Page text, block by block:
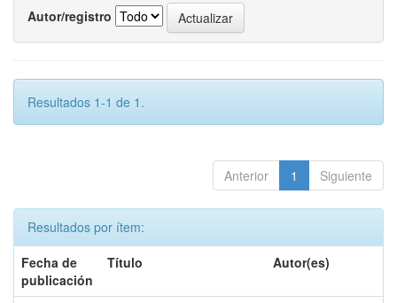
Autor/registro
Resultados 1-1 de 1.
Anterior 1 Siguiente
Resultados por ítem:
Fecha de
publicación
Título Autor(es)